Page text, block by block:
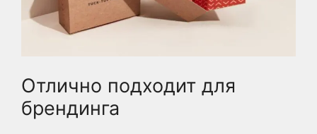
Отлично подходит для
брендинга